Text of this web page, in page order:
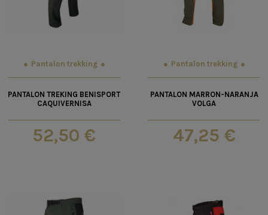
Pantalon trekking
PANTALON TREKING BENISPORT
CAQUIVERNISA
52,50 €
Pantalon trekking
PANTALON MARRON-NARANJA
VOLGA
47,25 €